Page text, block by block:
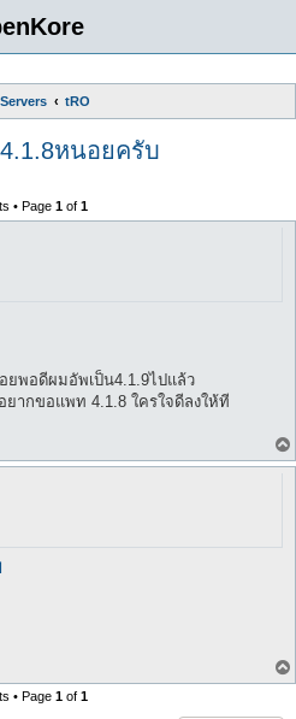
tRO
หนอยครับ
• Page 1of 1
พอดีผมอัพเป็น4.1.9ไปแล้ว
ยากขอแพท 4.1.8 ใครใจดีลงให้ที
• Page 1of 1